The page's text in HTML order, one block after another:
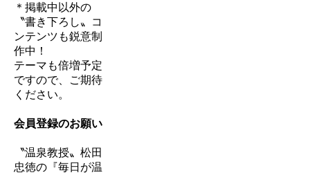
＊掲載中以外の
〝書き下ろし〟コ
ンテンツも鋭意制
作中！
テーマも倍増予定
ですので、ご期待
ください。
会員登録のお願い
〝温泉教授〟松田
忠徳の『毎日が温